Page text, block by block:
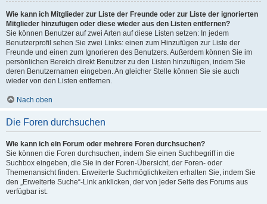
Wie kann ich Mitglieder zur Liste der Freunde oder zur Liste der ignorierten
Mitglieder hinzufügen oder diese wieder aus den Listen entfernen?
Sie können Benutzer auf zwei Arten auf diese Listen setzen: In jedem
Benutzerprofil sehen Sie zwei Links: einen zum Hinzufügen zur Liste der
Freunde und einen zum Ignorieren des Benutzers. Außerdem können Sie im
persönlichen Bereich direkt Benutzer zu den Listen hinzufügen, indem Sie
deren Benutzernamen eingeben. An gleicher Stelle können Sie sie auch
wieder von den Listen entfernen.
Nach oben
Die Foren durchsuchen
Wie kann ich ein Forum oder mehrere Foren durchsuchen?
Sie können die Foren durchsuchen, indem Sie einen Suchbegriff in die
Suchbox eingeben, die Sie in der Foren-Übersicht, der Foren- oder
Themenansicht finden. Erweiterte Suchmöglichkeiten erhalten Sie, indem Sie
den „Erweiterte Suche“-Link anklicken, der von jeder Seite des Forums aus
verfügbar ist.